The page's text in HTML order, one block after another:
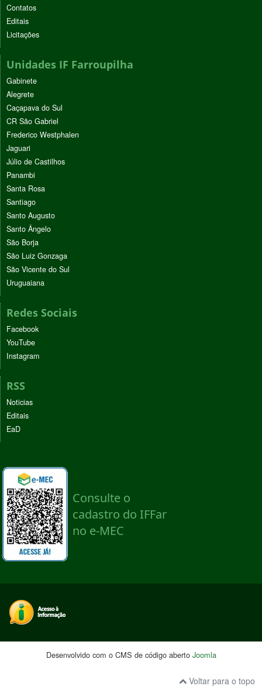
Contatos
Editais
Licitações
Unidades IF Farroupilha
Gabinete
Alegrete
Caçapava do Sul
CR São Gabriel
Frederico Westphalen
Jaguari
Júlio de Castilhos
Panambi
Santa Rosa
Santiago
Santo Augusto
Santo Ângelo
São Borja
São Luiz Gonzaga
São Vicente do Sul
Uruguaiana
Redes Sociais
Facebook
YouTube
Instagram
RSS
Noticias
Editais
EaD
Desenvolvido com o CMS de código aberto Joomla
Voltar para o topo